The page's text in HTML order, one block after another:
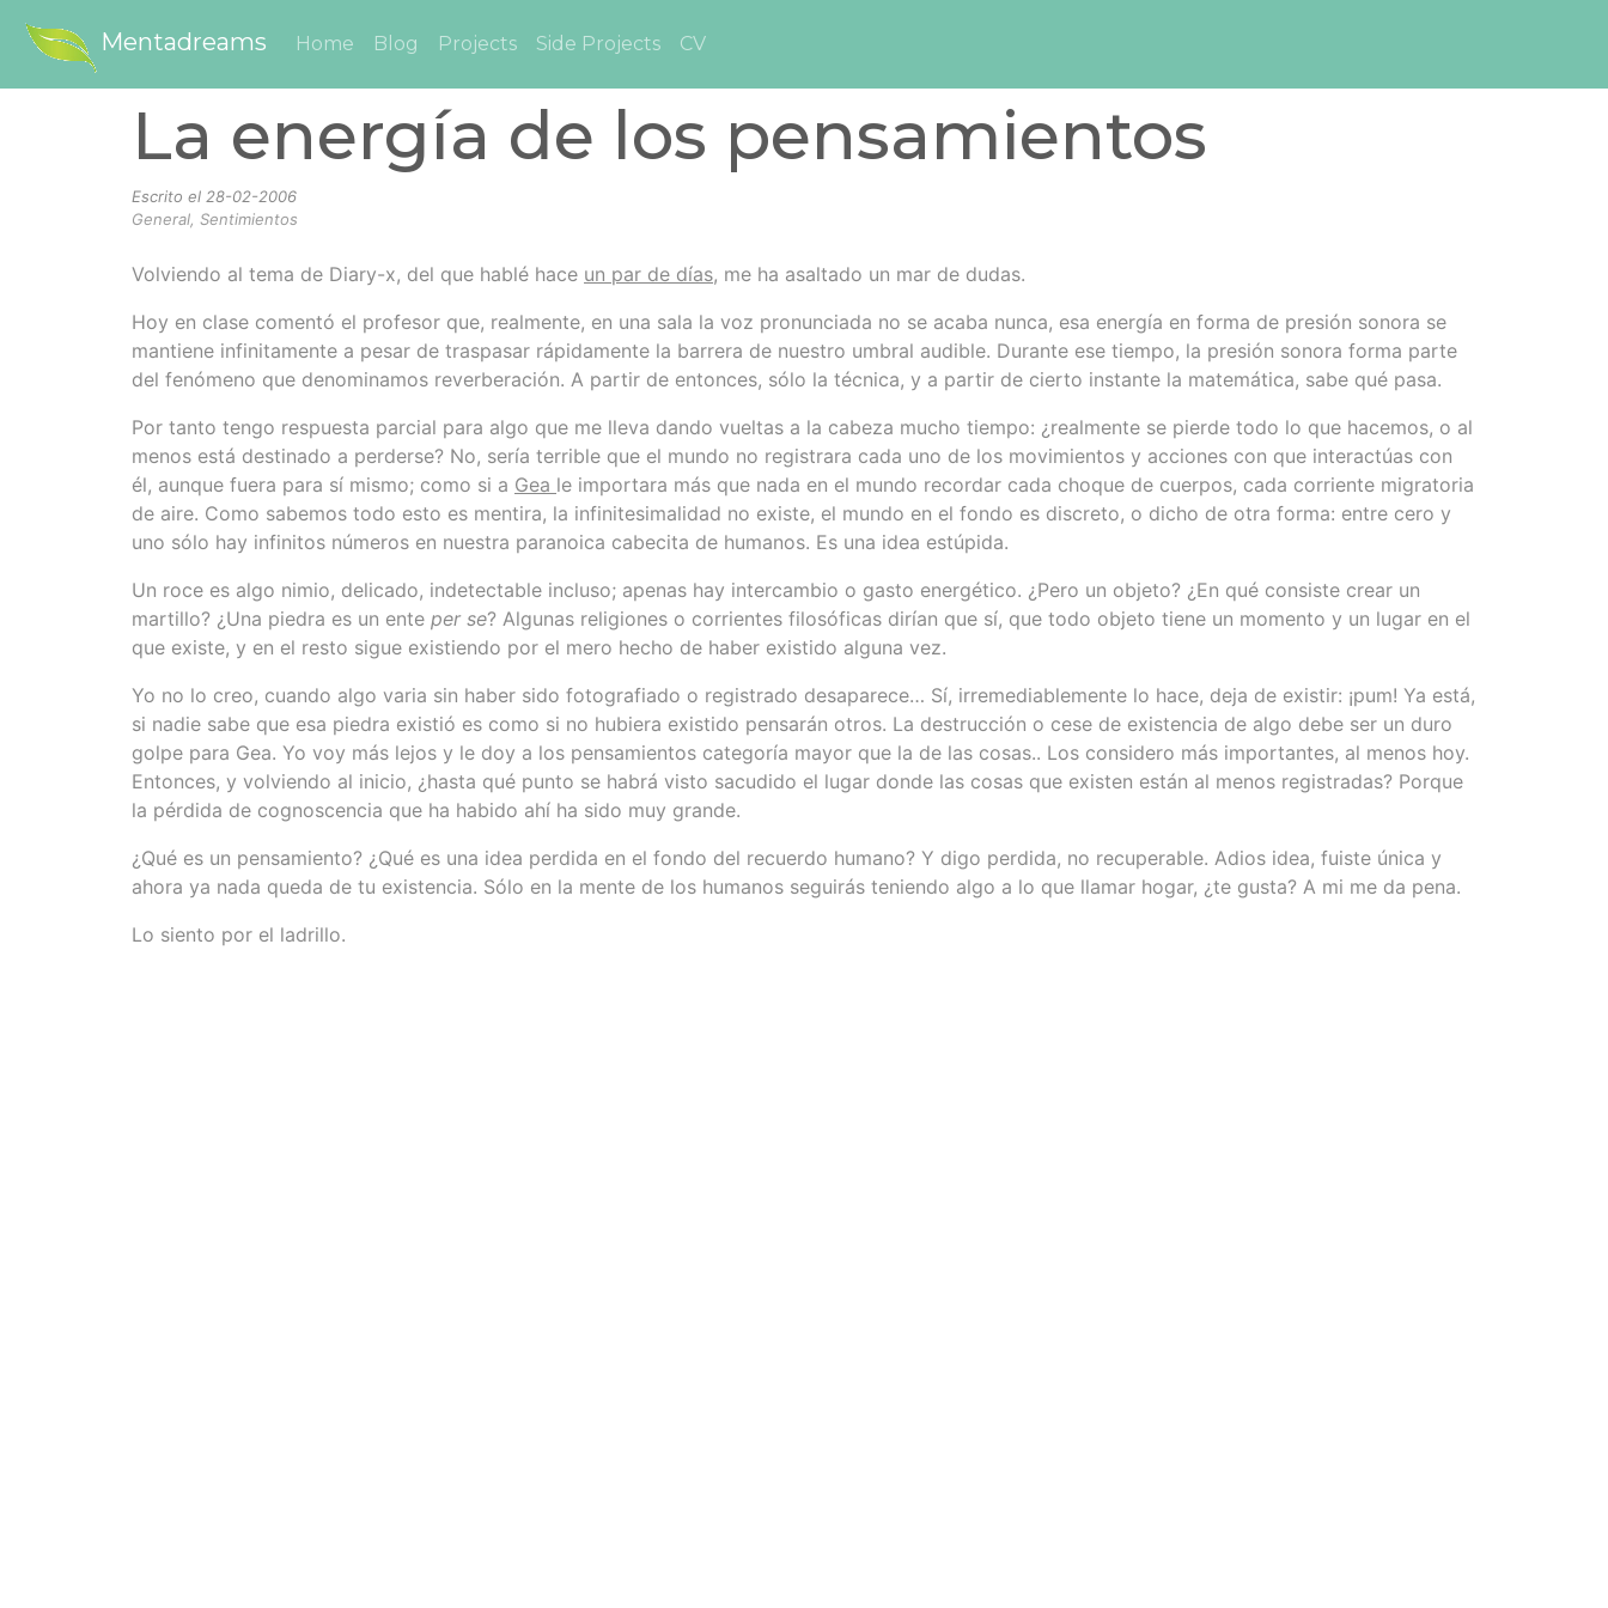
Mentadreams Home Blog Projects Side Projects CV
La energía de los pensamientos
Escrito el 28-02-2006
General, Sentimientos
Volviendo al tema de Diary-x, del que hablé hace un par de días, me ha asaltado un mar de dudas.
Hoy en clase comentó el profesor que, realmente, en una sala la voz pronunciada no se acaba nunca, esa energía en forma de presión sonora se
mantiene infinitamente a pesar de traspasar rápidamente la barrera de nuestro umbral audible. Durante ese tiempo, la presión sonora forma parte
del fenómeno que denominamos reverberación. A partir de entonces, sólo la técnica, y a partir de cierto instante la matemática, sabe qué pasa.
Por tanto tengo respuesta parcial para algo que me lleva dando vueltas a la cabeza mucho tiempo: ¿realmente se pierde todo lo que hacemos, o al
menos está destinado a perderse? No, sería terrible que el mundo no registrara cada uno de los movimientos y acciones con que interactúas con
él, aunque fuera para sí mismo; como si a Gea le importara más que nada en el mundo recordar cada choque de cuerpos, cada corriente migratoria
de aire. Como sabemos todo esto es mentira, la infinitesimalidad no existe, el mundo en el fondo es discreto, o dicho de otra forma: entre cero y
uno sólo hay infinitos números en nuestra paranoica cabecita de humanos. Es una idea estúpida.
Un roce es algo nimio, delicado, indetectable incluso; apenas hay intercambio o gasto energético. ¿Pero un objeto? ¿En qué consiste crear un
martillo? ¿Una piedra es un ente per se? Algunas religiones o corrientes filosóficas dirían que sí, que todo objeto tiene un momento y un lugar en el
que existe, y en el resto sigue existiendo por el mero hecho de haber existido alguna vez.
Yo no lo creo, cuando algo varia sin haber sido fotografiado o registrado desaparece… Sí, irremediablemente lo hace, deja de existir: ¡pum! Ya está,
si nadie sabe que esa piedra existió es como si no hubiera existido pensarán otros. La destrucción o cese de existencia de algo debe ser un duro
golpe para Gea. Yo voy más lejos y le doy a los pensamientos categoría mayor que la de las cosas.. Los considero más importantes, al menos hoy.
Entonces, y volviendo al inicio, ¿hasta qué punto se habrá visto sacudido el lugar donde las cosas que existen están al menos registradas? Porque
la pérdida de cognoscencia que ha habido ahí ha sido muy grande.
¿Qué es un pensamiento? ¿Qué es una idea perdida en el fondo del recuerdo humano? Y digo perdida, no recuperable. Adios idea, fuiste única y
ahora ya nada queda de tu existencia. Sólo en la mente de los humanos seguirás teniendo algo a lo que llamar hogar, ¿te gusta? A mi me da pena.
Lo siento por el ladrillo.